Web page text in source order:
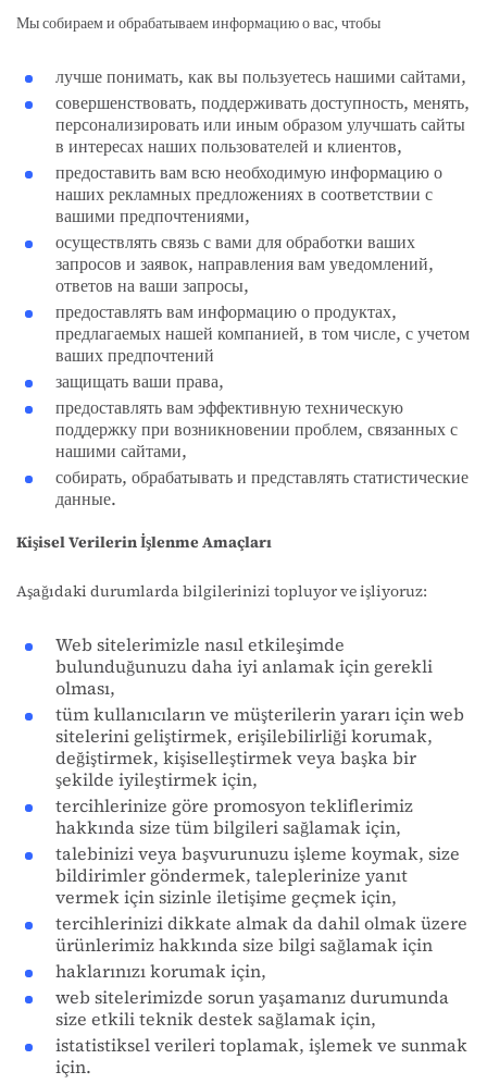
Мы собираем и обрабатываем информацию о вас, чтобы
лучше понимать, как вы пользуетесь нашими сайтами,
совершенствовать, поддерживать доступность, менять,
персонализировать или иным образом улучшать сайты
в интересах наших пользователей и клиентов,
предоставить вам всю необходимую информацию о
наших рекламных предложениях в соответствии с
вашими предпочтениями,
осуществлять связь с вами для обработки ваших
запросов и заявок, направления вам уведомлений,
ответов на ваши запросы,
предоставлять вам информацию о продуктах,
предлагаемых нашей компанией, в том числе, с учетом
ваших предпочтений
защищать ваши права,
предоставлять вам эффективную техническую
поддержку при возникновении проблем, связанных с
нашими сайтами,
собирать, обрабатывать и представлять статистические
данные.
Kişisel Verilerin İşlenme Amaçları
Aşağıdaki durumlarda bilgilerinizi topluyor ve işliyoruz:
Web sitelerimizle nasıl etkileşimde
bulunduğunuzu daha iyi anlamak için gerekli
olması,
tüm kullanıcıların ve müşterilerin yararı için web
sitelerini geliştirmek, erişilebilirliği korumak,
değiştirmek, kişiselleştirmek veya başka bir
şekilde iyileştirmek için,
tercihlerinize göre promosyon tekliflerimiz
hakkında size tüm bilgileri sağlamak için,
talebinizi veya başvurunuzu işleme koymak, size
bildirimler göndermek, taleplerinize yanıt
vermek için sizinle iletişime geçmek için,
tercihlerinizi dikkate almak da dahil olmak üzere
ürünlerimiz hakkında size bilgi sağlamak için
haklarınızı korumak için,
web sitelerimizde sorun yaşamanız durumunda
size etkili teknik destek sağlamak için,
istatistiksel verileri toplamak, işlemek ve sunmak
için.